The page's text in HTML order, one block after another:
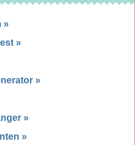
»
»
»
»
»